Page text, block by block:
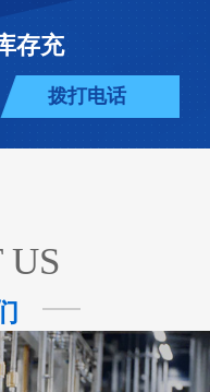
存充
拨打电话
US